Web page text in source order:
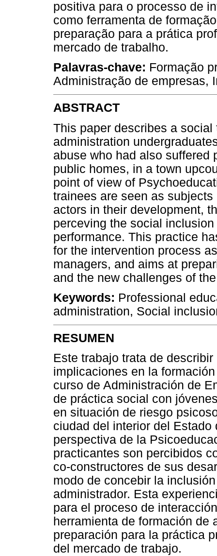
positiva para o processo de
como ferramenta de
preparação para a prática
mercado de trabalho.
Palavras-chave: Formação
Administração de empresas,
ABSTRACT
This paper describes a
administration
abuse who had also suffered
public homes, in a town
point of view of
trainees are seen as
actors in their development,
perceving the social
performance. This practice
for the intervention process
managers, and aims at
and the new challenges of
Keywords: Professional
administration, Social
RESUMEN
Este trabajo trata de
implicaciones en la
curso de Administración de
de práctica social con
en situación de riesgo
ciudad del interior del
perspectiva de la
practicantes son percibidos
co-constructores de sus
modo de concebir la
administrador. Esta
para el proceso de
herramienta de formación de
preparación para la práctica
del mercado de trabajo.